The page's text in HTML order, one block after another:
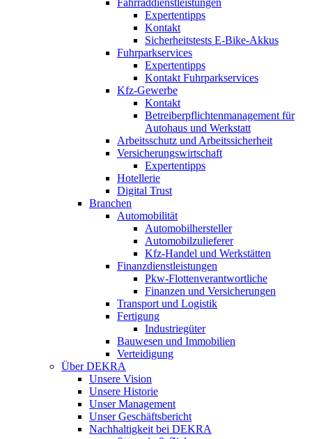
Expertentipps
Kontakt
Sicherheitstests E-Bike-Akkus
Fuhrparkservices
Expertentipps
Kontakt Fuhrparkservices
Kfz-Gewerbe
Kontakt
Betreiberpflichtenmanagement für
Autohaus und Werkstatt
Arbeitsschutz und Arbeitssicherheit
Versicherungswirtschaft
Expertentipps
Hotellerie
Digital Trust
Branchen
Automobilität
Automobilhersteller
Automobilzulieferer
Kfz-Handel und Werkstätten
Finanzdienstleistungen
Pkw‑Flottenverantwortliche
Finanzen und Versicherungen
Transport und Logistik
Fertigung
Industriegüter
Bauwesen und Immobilien
Verteidigung
Über DEKRA
Unsere Vision
Unsere Historie
Unser Management
Unser Geschäftsbericht
Nachhaltigkeit bei DEKRA